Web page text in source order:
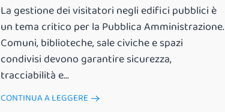
La gestione dei visitatori negli edifici pubblici è
un tema critico per la Pubblica Amministrazione.
Comuni, biblioteche, sale civiche e spazi
condivisi devono garantire sicurezza,
tracciabilità e...
CONTINUA A LEGGERE